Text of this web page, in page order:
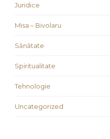
Juridice
Misa – Bivolaru
Sănătate
Spiritualitate
Tehnologie
Uncategorized